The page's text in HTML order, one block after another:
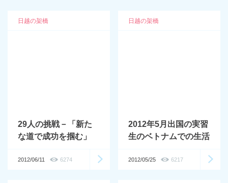
日越の架橋
29人の挑戦－「新た
な道で成功を掴む」
2012/06/11 6274
日越の架橋
2012年5月出国の実習
生のベトナムでの生活
2012/05/25 6217